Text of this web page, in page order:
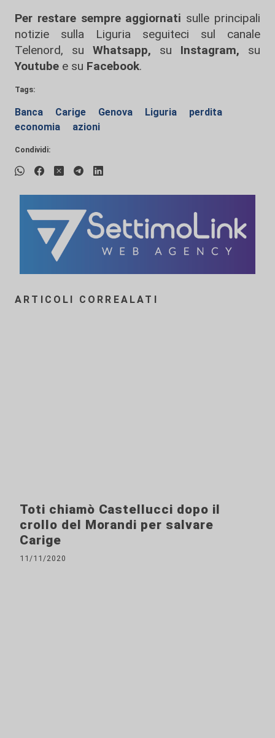
Per restare sempre aggiornati sulle principali
notizie sulla Liguria seguiteci sul canale
Telenord, su
Whatsapp, su Instagram, su
Youtube e su Facebook.
Tags:
Banca Carige Genova Liguria
perdita
economia
azioni
Condividi:
ARTICOLI CORREALATI
Toti chiamò Castellucci dopo il
crollo del Morandi per salvare
Carige
11/11/2020